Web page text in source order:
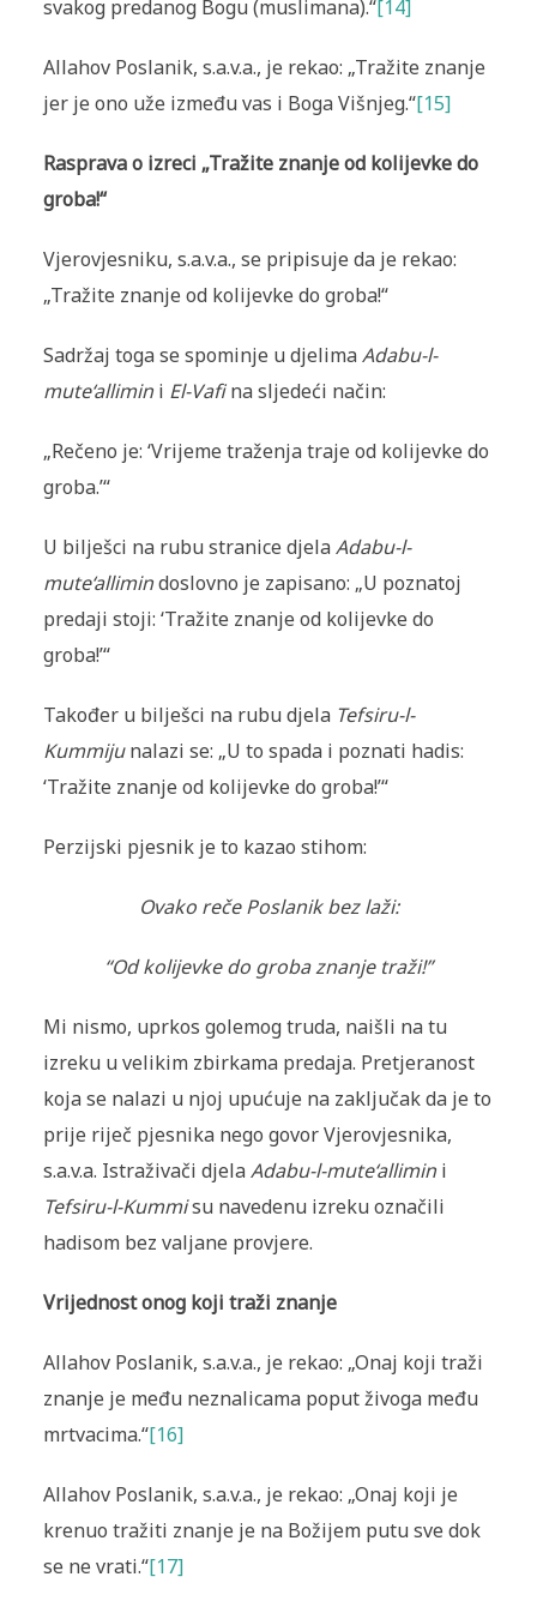
svakog predanog Bogu (muslimana).“[14]
Allahov Poslanik, s.a.v.a., je rekao: „Tražite znanje
jer je ono uže između vas i Boga Višnjeg.“[15]
Rasprava o izreci „Tražite znanje od kolijevke do
groba!“
Vjerovjesniku, s.a.v.a., se pripisuje da je rekao:
„Tražite znanje od kolijevke do groba!“
Sadržaj toga se spominje u djelimaAdabu-l-
mute‘allimini El-Vafina sljedeći način:
„Rečeno je: ‘Vrijeme traženja traje od kolijevke do
groba.’“
U bilješci na rubu stranice djelaAdabu-l-
mute‘allimindoslovno je zapisano: „U poznatoj
predaji stoji: ‘Tražite znanje od kolijevke do
groba!’“
Također u bilješci na rubu djela Tefsiru-l-
Kummijunalazi se: „U to spada i poznati hadis:
‘Tražite znanje od kolijevke do groba!’“
Perzijski pjesnik je to kazao stihom:
Ovako reče Poslanik bez laži:
“Od kolijevke do groba znanje traži!”
Mi nismo, uprkos golemog truda, naišli na tu
izreku u velikim zbirkama predaja. Pretjeranost
koja se nalazi u njoj upućuje na zaključak da je to
prije riječ pjesnika nego govor Vjerovjesnika,
s.a.v.a. Istraživači djelaAdabu-l-mute‘allimini
Tefsiru-l-Kummisu navedenu izreku označili
hadisom bez valjane provjere.
Vrijednost onog koji traži znanje
Allahov Poslanik, s.a.v.a., je rekao: „Onaj koji traži
znanje je među neznalicama poput živoga među
mrtvacima.“[16]
Allahov Poslanik, s.a.v.a., je rekao: „Onaj koji je
krenuo tražiti znanje je na Božijem putu sve dok
se ne vrati.“[17]